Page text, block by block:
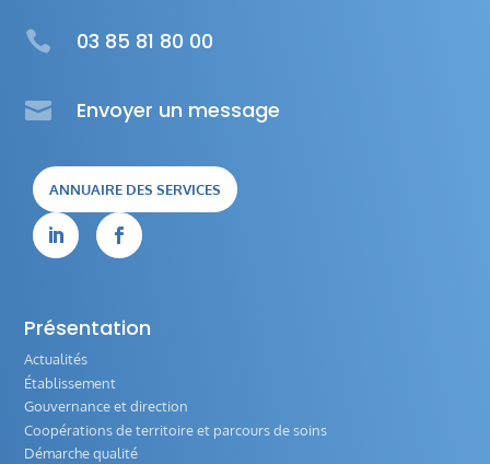
 03 85 81 80 00
 Envoyer un message
ANNUAIRE DES SERVICES
 
Présentation
Actualités
Établissement
Gouvernance et direction
Coopérations de territoire et parcours de soins
Démarche qualité